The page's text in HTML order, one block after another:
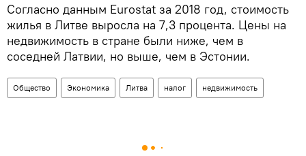
Согласно данным Eurostat за 2018 год, стоимость
жилья в Литве выросла на 7,3 процента. Цены на
недвижимость в стране были ниже, чем в
соседней Латвии, но выше, чем в Эстонии.
Общество Экономика Литва налог недвижимость